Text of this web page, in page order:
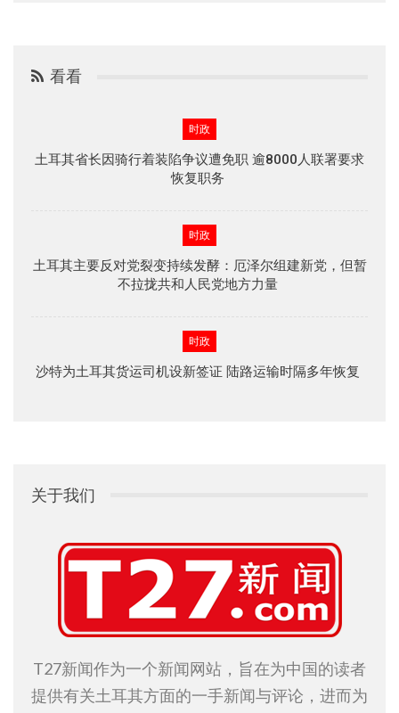
看看
时政
土耳其省长因骑行着装陷争议遭免职 逾8000人联署要求
恢复职务
时政
土耳其主要反对党裂变持续发酵：厄泽尔组建新党，但暂
不拉拢共和人民党地方力量
时政
沙特为土耳其货运司机设新签证 陆路运输时隔多年恢复
关于我们
T27新闻作为一个新闻网站，旨在为中国的读者
提供有关土耳其方面的一手新闻与评论，进而为